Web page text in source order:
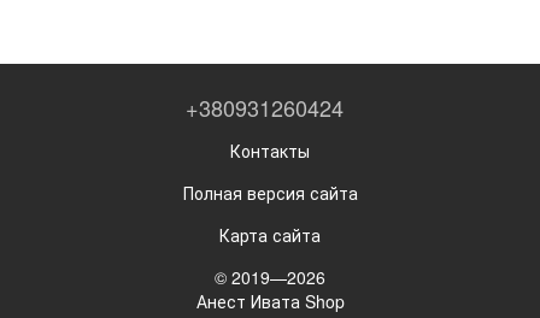
+380931260424
Контакты
Полная версия сайта
Карта сайта
© 2019—2026
Анест Ивата Shop